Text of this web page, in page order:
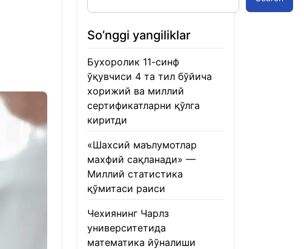
So’nggi yangiliklar
Бухоролик 11-синф
ўқувчиси 4 та тил бўйича
хорижий ва миллий
сертификатларни қўлга
киритди
«Шахсий маълумотлар
махфий сақланади» —
Миллий статистика
қўмитаси раиси
Чехиянинг Чарлз
университетида
математика йўналиши